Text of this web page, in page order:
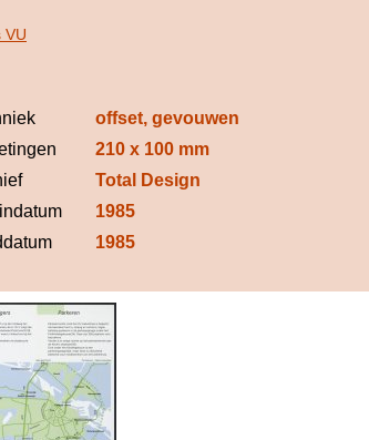
VU
offset, gevouwen
210 x 100 mm
Total Design
1985
1985